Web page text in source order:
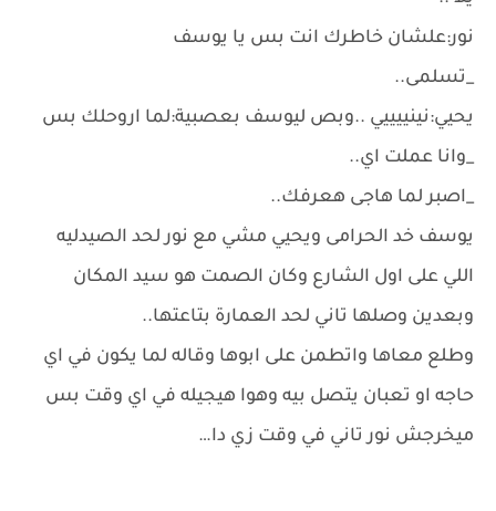
نور:علشان خاطرك انت بس يا يوسف
_تسلمى..
يحيي:نينييييي ..وبص ليوسف بعصبية:لما اروحلك بس
_وانا عملت اي..
_اصبر لما هاجى هعرفك..
يوسف خد الحرامى ويحيي مشي مع نور لحد الصيدليه
اللي على اول الشارع وكان الصمت هو سيد المكان
وبعدين وصلها تاني لحد العمارة بتاعتها..
وطلع معاها واتطمن على ابوها وقاله لما يكون في اي
حاجه او تعبان يتصل بيه وهوا هيجيله في اي وقت بس
ميخرجش نور تاني في وقت زي دا…